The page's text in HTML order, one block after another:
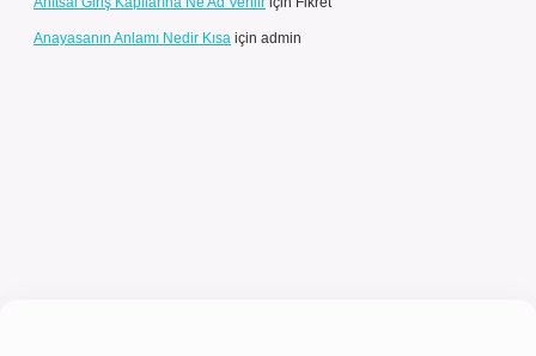
Anayasanın Anlamı Nedir Kısa için admin